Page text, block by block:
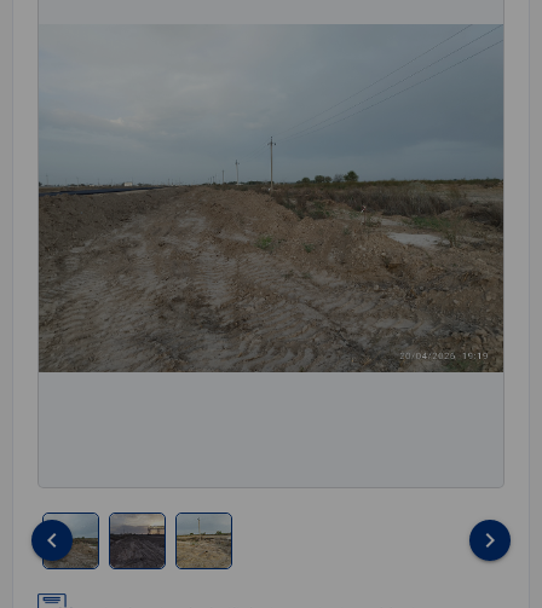
keyboard_arrow_left keyboard_arrow_right